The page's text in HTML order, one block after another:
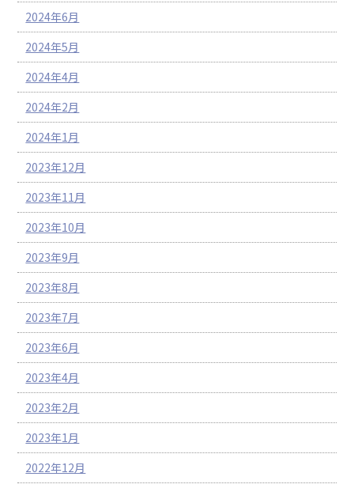
2024年6月
2024年5月
2024年4月
2024年2月
2024年1月
2023年12月
2023年11月
2023年10月
2023年9月
2023年8月
2023年7月
2023年6月
2023年4月
2023年2月
2023年1月
2022年12月